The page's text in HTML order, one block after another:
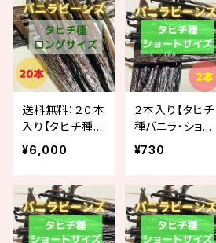
送料無料：２０本
入り【タヒチ種バ
ニラ・ロングサイ
ズ（16-17cm）】
¥6,000
２本入り【タヒチ
種バニラ・ショー
トサイズ（14-15c
¥730